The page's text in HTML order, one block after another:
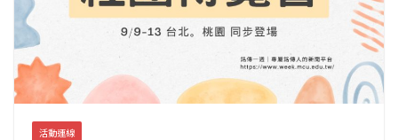
活動連線